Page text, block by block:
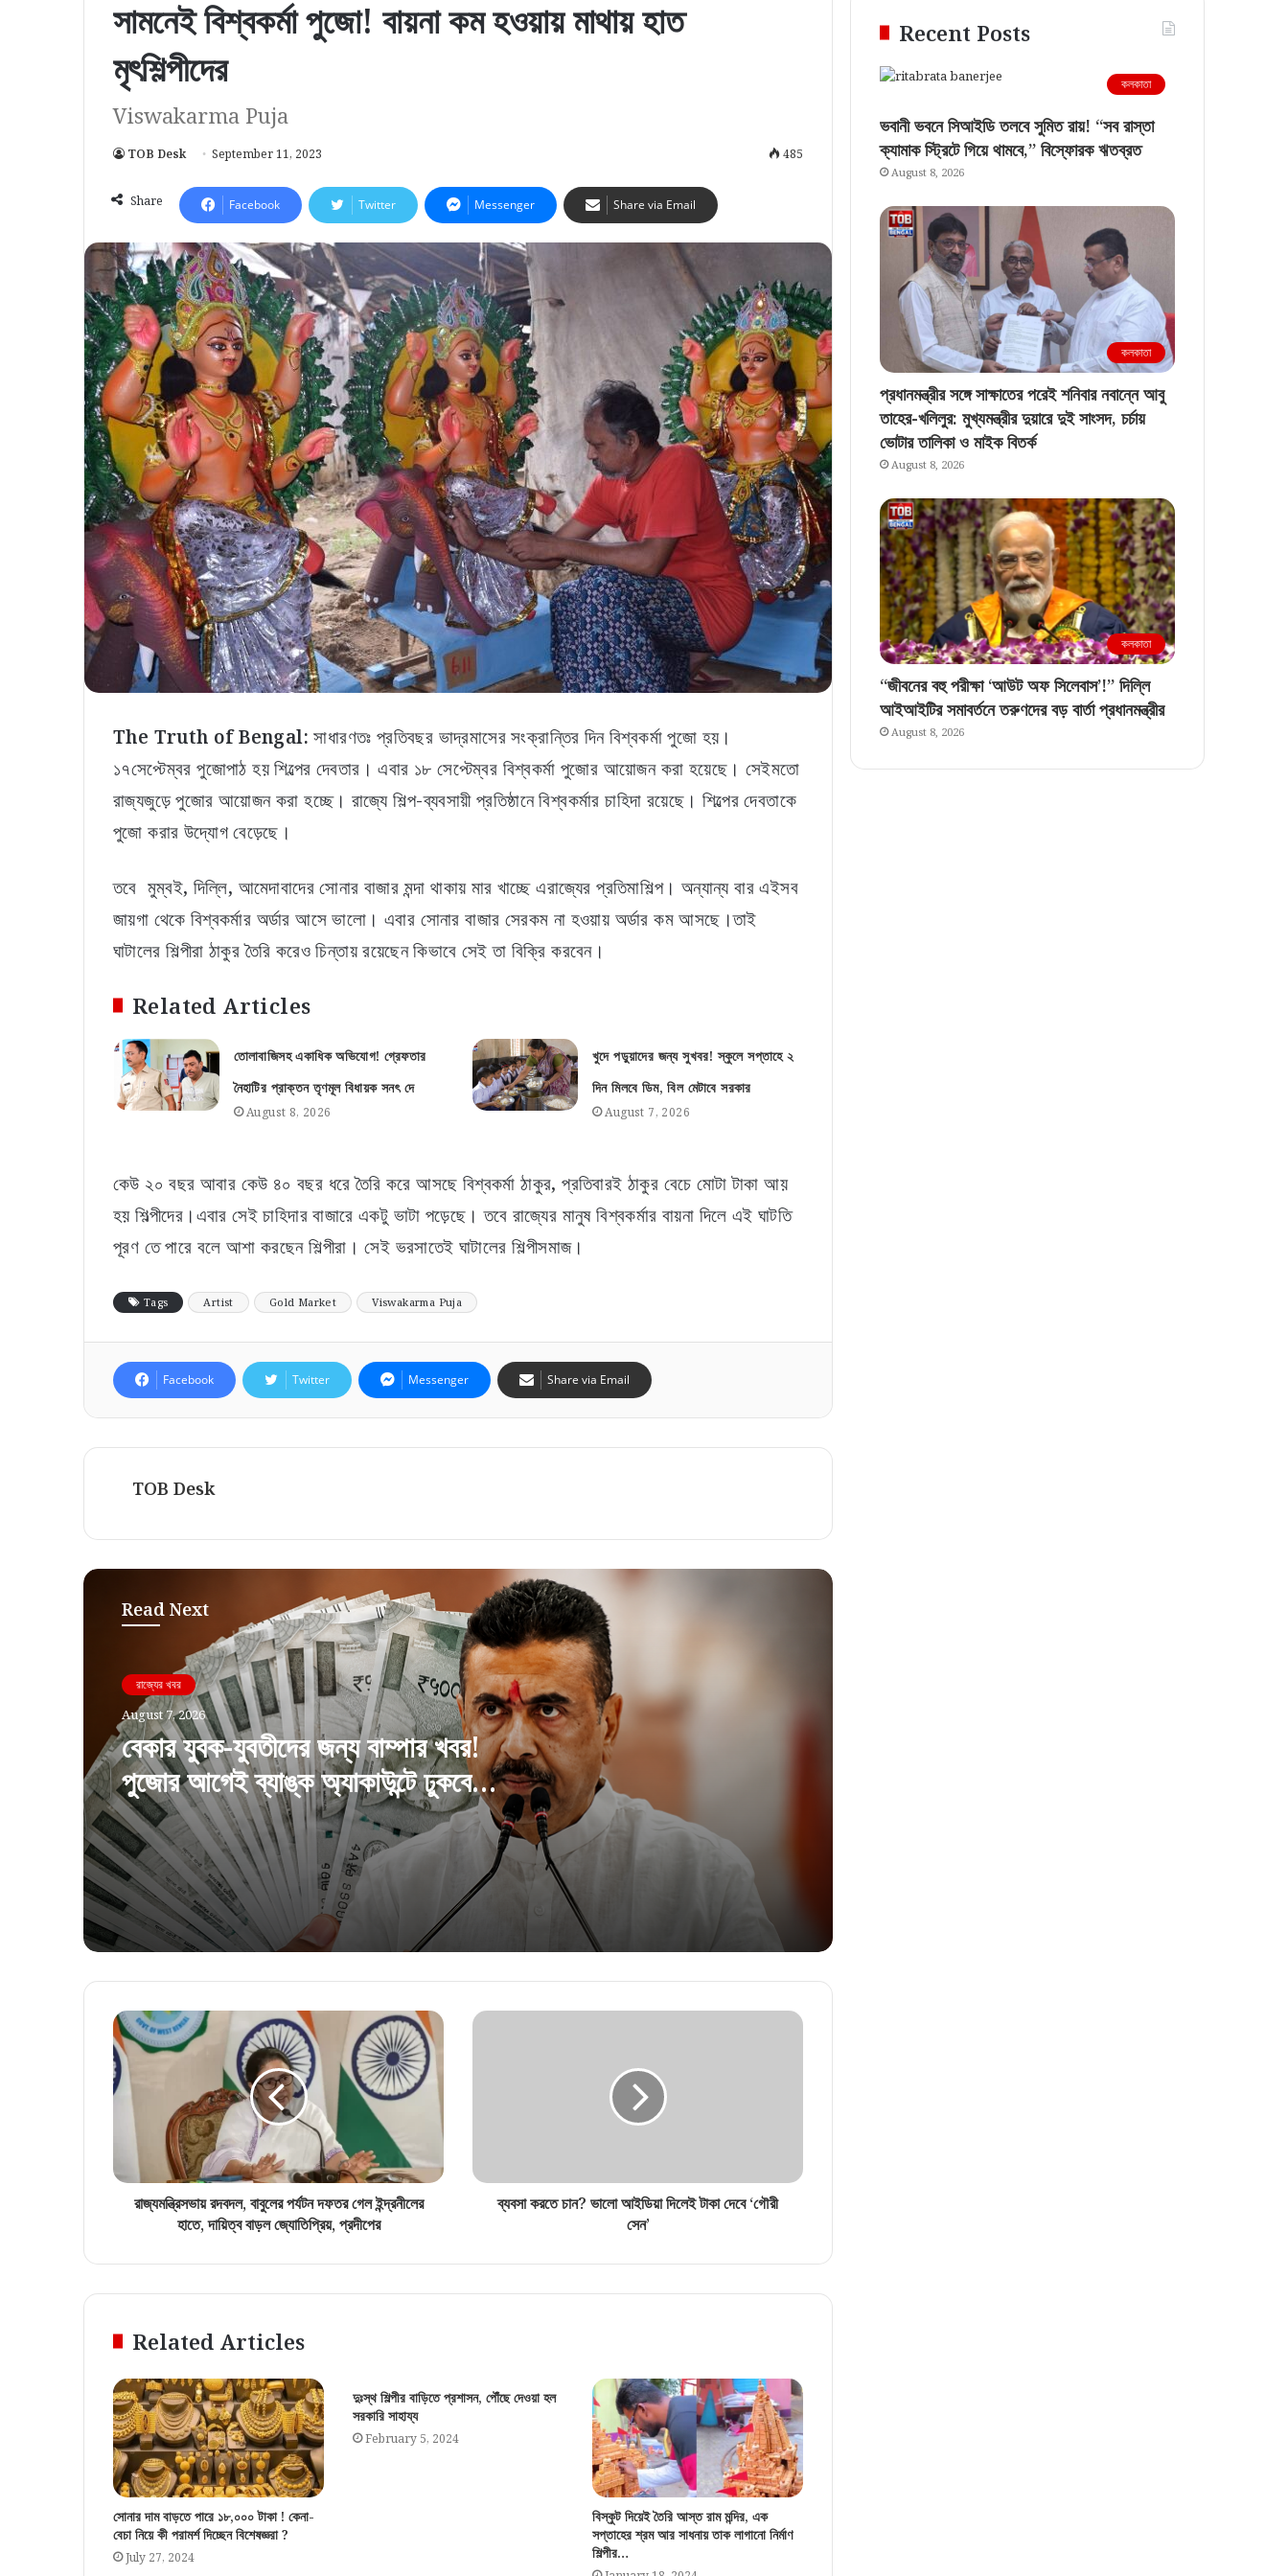
সামনেই বিশ্বকর্মা পুজো! বায়না কম হওয়ায় মাথায় হাত
মৃৎশিল্পীদের
Viswakarma Puja
TOB Desk September 11, 2023 485
Share Facebook Twitter Messenger Share via Email
The Truth of Bengal:সাধারণতঃ প্রতিবছর ভাদ্রমাসের সংক্রান্তির দিন বিশ্বকর্মা পুজো হয়।
১৭সেপ্টেম্বর পুজোপাঠ হয় শিল্পের দেবতার। এবার ১৮ সেপ্টেম্বর বিশ্বকর্মা পুজোর আয়োজন করা হয়েছে। সেইমতো
রাজ্যজুড়ে পুজোর আয়োজন করা হচ্ছে। রাজ্যে শিল্প-ব্যবসায়ী প্রতিষ্ঠানে বিশ্বকর্মার চাহিদা রয়েছে। শিল্পের দেবতাকে
পুজো করার উদ্যোগ বেড়েছে।
তবে মুম্বই, দিল্লি, আমেদাবাদের সোনার বাজার মন্দা থাকায় মার খাচ্ছে এরাজ্যের প্রতিমাশিল্প। অন্যান্য বার এইসব
জায়গা থেকে বিশ্বকর্মার অর্ডার আসে ভালো। এবার সোনার বাজার সেরকম না হওয়ায় অর্ডার কম আসছে।তাই
ঘাটালের শিল্পীরা ঠাকুর তৈরি করেও চিন্তায় রয়েছেন কিভাবে সেই তা বিক্রি করবেন।
Related Articles
তোলাবাজিসহ একাধিক অভিযোগ! গ্রেফতার
নৈহাটির প্রাক্তন তৃণমূল বিধায়ক সনৎ দে
August 8, 2026
খুদে পড়ুয়াদের জন্য সুখবর! স্কুলে সপ্তাহে ২
দিন মিলবে ডিম, বিল মেটাবে সরকার
August 7, 2026
কেউ ২০ বছর আবার কেউ ৪০ বছর ধরে তৈরি করে আসছে বিশ্বকর্মা ঠাকুর, প্রতিবারই ঠাকুর বেচে মোটা টাকা আয়
হয় শিল্পীদের।এবার সেই চাহিদার বাজারে একটু ভাটা পড়েছে। তবে রাজ্যের মানুষ বিশ্বকর্মার বায়না দিলে এই ঘাটতি
পূরণ তে পারে বলে আশা করছেন শিল্পীরা। সেই ভরসাতেই ঘাটালের শিল্পীসমাজ।
Tags Artist Gold Market Viswakarma Puja
Facebook Twitter Messenger Share via Email
TOB Desk
Read Next
রাজ্যের খবর
August 7, 2026
বেকার যুবক-যুবতীদের জন্য বাম্পার খবর!
পুজোর আগেই ব্যাঙ্ক অ্যাকাউন্টে ঢুকবে
৩০০০ টাকা?
ঘুষ নিতে গিয়ে ফাঁদে! জামবনিতে দুর্নীতি দমন শাখার জালে
বিডিও অফিসের সাব অ্যাসিস্ট্যান্ট ইঞ্জিনিয়ার
“আর কতদিন সবাই বিচারের অপেক্ষা করবে?”, আর জি
কর মামলায় হাইকোর্টে তুমুল ভর্ৎসিত সিবিআই!
হাইকোর্টে ধাক্কা, কিন্তু সুপ্রিম কোর্টে রক্ষাকবচ!
অভিষেকের আপ্তসহায়কের বিরাট স্বস্তি শীর্ষ আদালতে
১২৫ দিনের কাজে ভুয়ো জব কার্ডের বিরুদ্ধে কড়া
অভিযান, অবৈধ চিহ্নিত ২১ লক্ষের বেশি কার্ড
‘ছবি তুলে এলাকায় দাদাগিরি চলবে না!’ বিজেপি কর্মীদের
রাজ্যমন্ত্রিসভায় রদবদল, বাবুলের পর্যটন দফতর গেল ইন্দ্রনীলের
হাতে, দায়িত্ব বাড়ল জ্যোতিপ্রিয়, প্রদীপের
ব্যবসা করতে চান? ভালো আইডিয়া দিলেই টাকা দেবে ‘গৌরী
সেন’
Related Articles
সোনার দাম বাড়তে পারে ১৮,০০০ টাকা ! কেনা-
বেচা নিয়ে কী পরামর্শ দিচ্ছেন বিশেষজ্ঞরা ?
July 27, 2024
দুঃস্থ শিল্পীর বাড়িতে প্রশাসন, পৌঁছে দেওয়া হল
সরকারি সাহায্য
February 5, 2024
বিস্কুট দিয়েই তৈরি আস্ত রাম মন্দির, এক
সপ্তাহের শ্রম আর সাধনায় তাক লাগানো নির্মাণ
শিল্পীর…
Recent Posts
কলকাতা
ভবানী ভবনে সিআইডি তলবে সুমিত রায়! “সব রাস্তা
ক্যামাক স্ট্রিটে গিয়ে থামবে,” বিস্ফোরক ঋতব্রত
August 8, 2026
কলকাতা
প্রধানমন্ত্রীর সঙ্গে সাক্ষাতের পরেই শনিবার নবান্নে আবু
তাহের-খলিলুর: মুখ্যমন্ত্রীর দুয়ারে দুই সাংসদ, চর্চায়
ভোটার তালিকা ও মাইক বিতর্ক
August 8, 2026
কলকাতা
“জীবনের বহু পরীক্ষা ‘আউট অফ সিলেবাস’!” দিল্লি
আইআইটির সমাবর্তনে তরুণদের বড় বার্তা প্রধানমন্ত্রীর
August 8, 2026